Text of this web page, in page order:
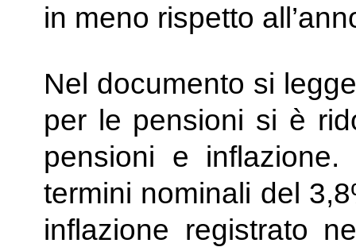
in meno rispetto
Nel documento si
per le pensioni si è
pensioni e
termini nominali del
inflazione registrato